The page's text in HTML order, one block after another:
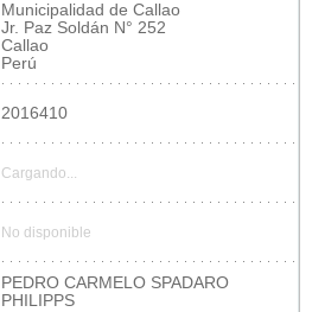
Municipalidad de Callao
Jr. Paz Soldán N° 252
Callao
Perú
2016410
Cargando...
No disponible
PEDRO CARMELO SPADARO
PHILIPPS